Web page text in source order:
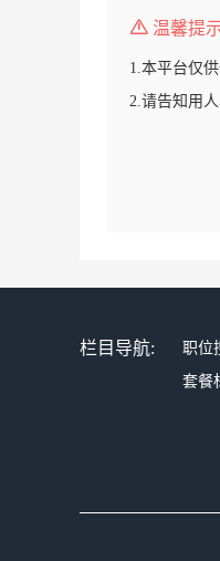
温馨提
1.本平台仅供
2.请告知用
栏目导航: 职位
套餐